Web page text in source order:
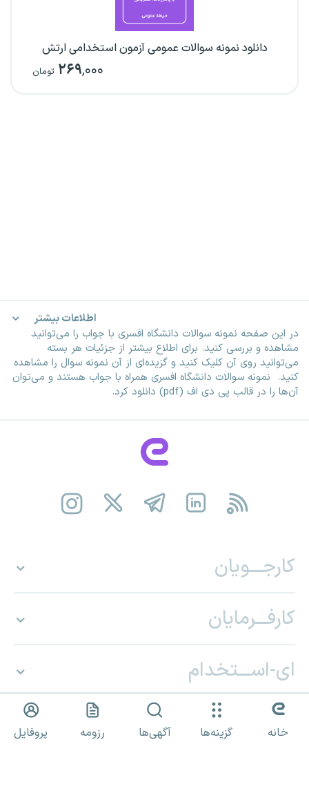
دانلود نمونه سوالات عمومی آزمون استخدامی ارتش
۲۶۹,۰۰۰ تومان
اطلاعات بیشتر
در این صفحه نمونه سوالات دانشگاه افسری با جواب را می‌توانید
مشاهده و بررسی کنید. برای اطلاع بیشتر از جزئیات هر بسته
می‌توانید روی آن کلیک کنید و گزیده‌ای از آن نمونه سوال را مشاهده
کنید. نمونه سوالات دانشگاه افسری همراه با جواب هستند و می‌توان
آن‌ها را در قالب پی دی اف (pdf) دانلود کرد.
کارجـــویان
کارفـــرمایان
ای-اســـتخدام
خانه گزینه‌ها آگهی‌ها رزومه پروفایل